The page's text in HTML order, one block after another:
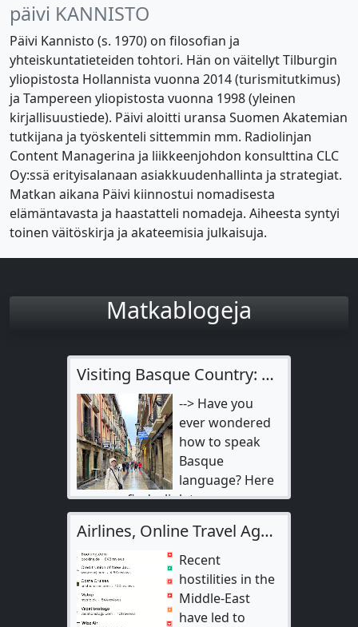
päivi KANNISTO
Päivi Kannisto (s. 1970) on filosofian ja
yhteiskuntatieteiden tohtori. Hän on väitellyt Tilburgin
yliopistosta Hollannista vuonna 2014 (turismitutkimus)
ja Tampereen yliopistosta vuonna 1998 (yleinen
kirjallisuustiede). Päivi aloitti uransa Suomen Akatemian
tutkijana ja työskenteli sittemmin mm. Radiolinjan
Content Managerina ja liikkeenjohdon konsulttina CLC
Oy:ssä erityisalanaan asiakkuudenhallinta ja strategiat.
Matkan aikana Päivi kiinnostui nomadisesta
elämäntavasta ja haastatteli nomadeja. Aiheesta syntyi
toinen väitöskirja ja akateemisia julkaisuja.
Matkablogeja
Visiting Basque Country: Donostia San Sebastian & Bilbao
--> Have you
ever wondered
how to speak
Basque
language? Here
you can find a link to a
conversation…
Airlines, Online Travel Agents & Cruise Lines Steal Refunds
Recent
hostilities in the
Middle-East
have led to